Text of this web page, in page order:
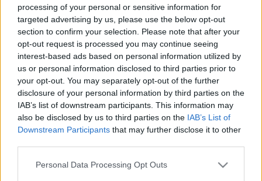
processing of your personal or sensitive information for
targeted advertising by us, please use the below opt-out
section to confirm your selection. Please note that after your
opt-out request is processed you may continue seeing
interest-based ads based on personal information utilized by
us or personal information disclosed to third parties prior to
your opt-out. You may separately opt-out of the further
disclosure of your personal information by third parties on the
IAB’s list of downstream participants. This information may
also be disclosed by us to third parties on the IAB’s List of
Downstream Participants that may further disclose it to other
Please note that this website/app uses one or more Google
Personal Data Processing Opt Outs
LEGFRISSEBB
Amire többmillióan vártunk: szombattól
másodfokúra csökken a riasztás
Helyi hírek
Látlelet a hazai víziközművekről?
Bicske vízellátása